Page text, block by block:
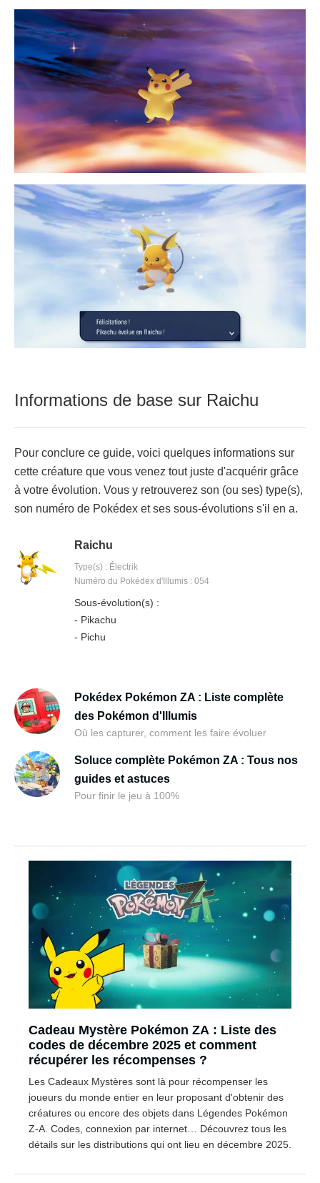
Informations de base sur Raichu
Pour conclure ce guide, voici quelques informations sur
cette créature que vous venez tout juste d'acquérir grâce
à votre évolution. Vous y retrouverez son (ou ses) type(s),
son numéro de Pokédex et ses sous-évolutions s'il en a.
Raichu
Type(s) : Électrik
Numéro du Pokédex d'Illumis : 054
Sous-évolution(s) :
- Pikachu
- Pichu
Pokédex Pokémon ZA : Liste complète
des Pokémon d'Illumis
Où les capturer, comment les faire évoluer
Soluce complète Pokémon ZA : Tous nos
guides et astuces
Pour finir le jeu à 100%
Cadeau Mystère Pokémon ZA : Liste des
codes de décembre 2025 et comment
récupérer les récompenses ?
Les Cadeaux Mystères sont là pour récompenser les
joueurs du monde entier en leur proposant d'obtenir des
créatures ou encore des objets dans Légendes Pokémon
Z-A. Codes, connexion par internet… Découvrez tous les
détails sur les distributions qui ont lieu en décembre 2025.